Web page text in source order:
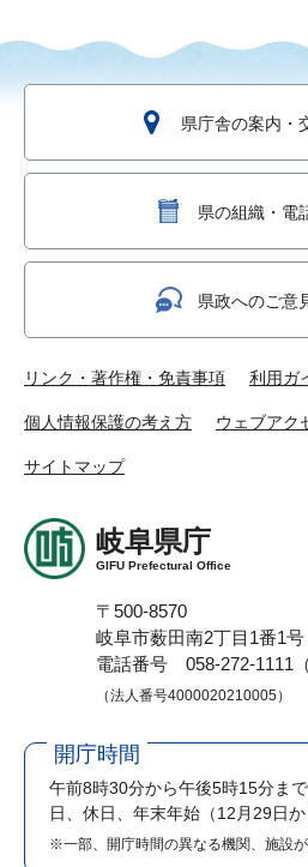
県庁舎の案内・
県の組織・電
県政へのご意
リンク・著作権・免責事項 利用ガ
個人情報保護の考え方 ウェブアク
サイトマップ
岐阜県庁
GIFU Prefectural Office
〒500-8570
岐阜市薮田南2丁目1番1号
電話番号 058-272-1111（
（法人番号4000020210005）
開庁時間
午前8時30分から午後5時15分まで
日、休日、年末年始（12月29日か
※一部、開庁時間の異なる機関、施設が